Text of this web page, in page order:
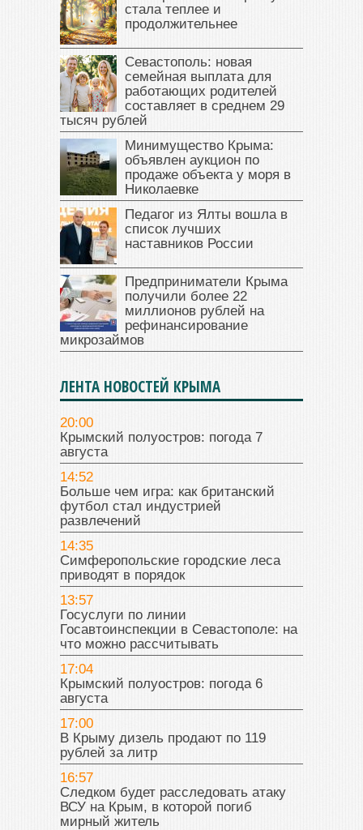
стала теплее и
продолжительнее
Севастополь: новая
семейная выплата для
работающих родителей
составляет в среднем 29
тысяч рублей
Минимущество Крыма:
объявлен аукцион по
продаже объекта у моря в
Николаевке
Педагог из Ялты вошла в
список лучших
наставников России
Предприниматели Крыма
получили более 22
миллионов рублей на
рефинансирование
микрозаймов
ЛЕНТА НОВОСТЕЙ КРЫМА
20:00
Крымский полуостров: погода 7
августа
14:52
Больше чем игра: как британский
футбол стал индустрией
развлечений
14:35
Симферопольские городские леса
приводят в порядок
13:57
Госуслуги по линии
Госавтоинспекции в Севастополе: на
что можно рассчитывать
17:04
Крымский полуостров: погода 6
августа
17:00
В Крыму дизель продают по 119
рублей за литр
16:57
Следком будет расследовать атаку
ВСУ на Крым, в которой погиб
мирный житель